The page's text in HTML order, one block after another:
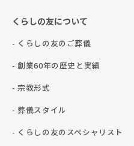
くらしの友について
- くらしの友のご葬儀
- 創業60年の歴史と実績
- 宗教形式
- 葬儀スタイル
- くらしの友のスペシャリスト